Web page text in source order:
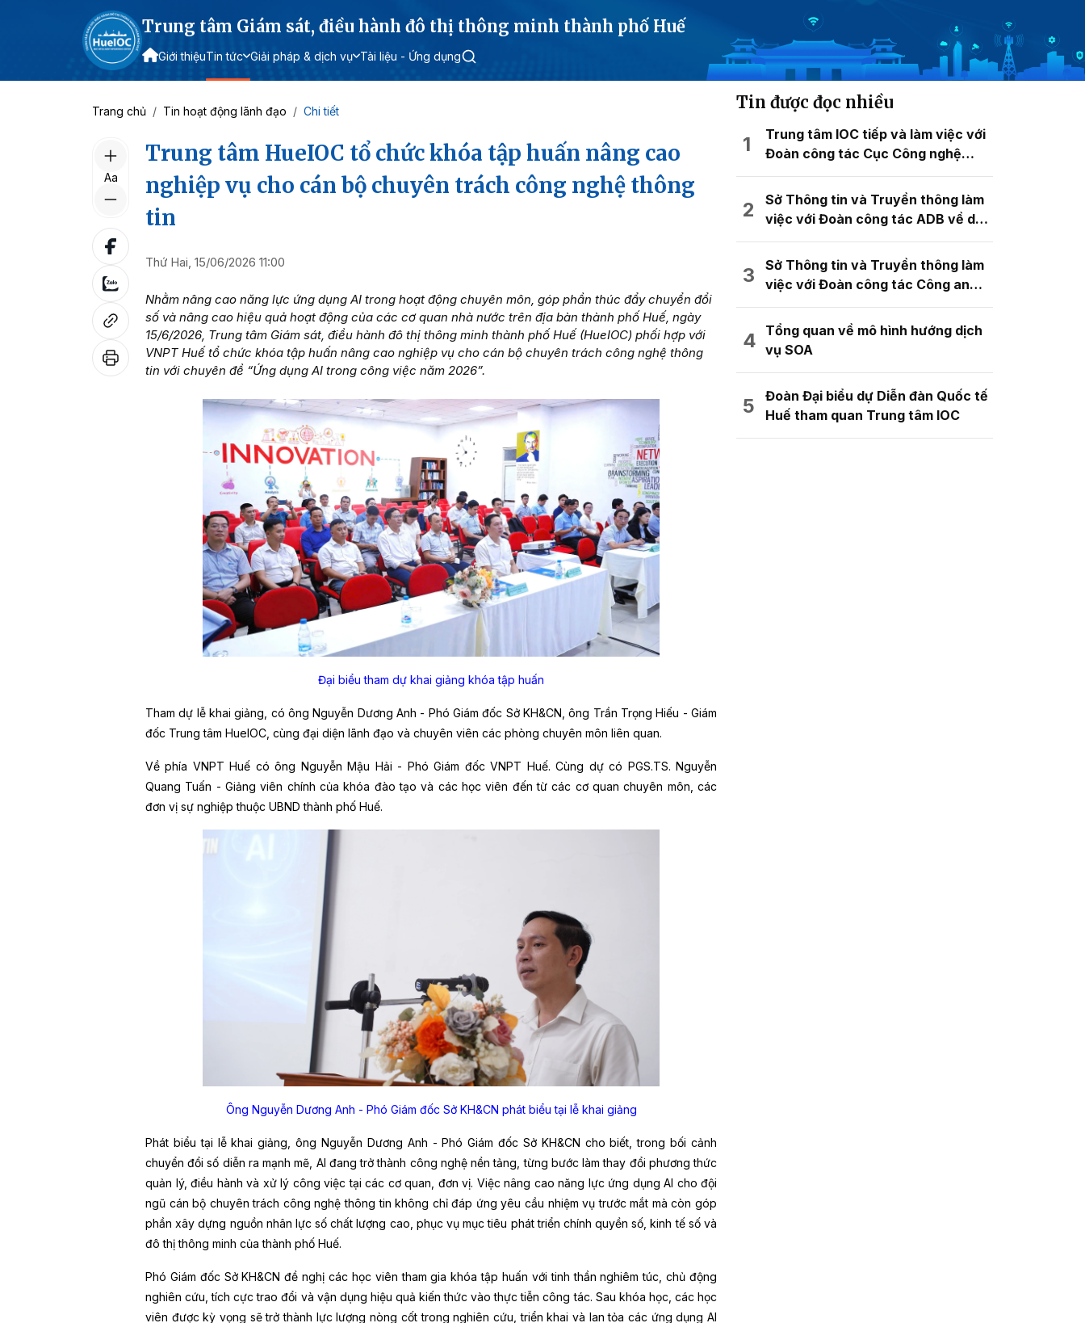
Trung tâm Giám sát, điều hành đô thị thông minh thành phố Huế
Giới thiệuTin tức Giải pháp & dịch vụ Tài liệu - Ứng dụng
Trang chủ Tin hoạt động lãnh đạo Chi tiết
Aa
Trung tâm HueIOC tổ chức khóa tập huấn nâng cao
nghiệp vụ cho cán bộ chuyên trách công nghệ thông
tin
Thứ Hai, 15/06/2026 11:00
Nhằm nâng cao năng lực ứng dụng AI trong hoạt động chuyên môn, góp phần thúc đẩy chuyển đổi
số và nâng cao hiệu quả hoạt động của các cơ quan nhà nước trên địa bàn thành phố Huế, ngày
15/6/2026, Trung tâm Giám sát, điều hành đô thị thông minh thành phố Huế (HueIOC) phối hợp với
VNPT Huế tổ chức khóa tập huấn nâng cao nghiệp vụ cho cán bộ chuyên trách công nghệ thông
tin với chuyên đề “Ứng dụng AI trong công việc năm 2026”.
Đại biểu tham dự khai giảng khóa tập huấn
Tham dự lễ khai giảng, có ông Nguyễn Dương Anh - Phó Giám đốc Sở KH&CN, ông Trần Trọng Hiếu - Giám
đốc Trung tâm HueIOC, cùng đại diện lãnh đạo và chuyên viên các phòng chuyên môn liên quan.
Về phía VNPT Huế có ông Nguyễn Mậu Hải - Phó Giám đốc VNPT Huế. Cùng dự có PGS.TS. Nguyễn
Quang Tuấn - Giảng viên chính của khóa đào tạo và các học viên đến từ các cơ quan chuyên môn, các
đơn vị sự nghiệp thuộc UBND thành phố Huế.
Ông Nguyễn Dương Anh - Phó Giám đốc Sở KH&CN phát biểu tại lễ khai giảng
Phát biểu tại lễ khai giảng, ông Nguyễn Dương Anh - Phó Giám đốc Sở KH&CN cho biết, trong bối cảnh
chuyển đổi số diễn ra mạnh mẽ, AI đang trở thành công nghệ nền tảng, từng bước làm thay đổi phương thức
quản lý, điều hành và xử lý công việc tại các cơ quan, đơn vị. Việc nâng cao năng lực ứng dụng AI cho đội
ngũ cán bộ chuyên trách công nghệ thông tin không chỉ đáp ứng yêu cầu nhiệm vụ trước mắt mà còn góp
phần xây dựng nguồn nhân lực số chất lượng cao, phục vụ mục tiêu phát triển chính quyền số, kinh tế số và
đô thị thông minh của thành phố Huế.
Phó Giám đốc Sở KH&CN đề nghị các học viên tham gia khóa tập huấn với tinh thần nghiêm túc, chủ động
nghiên cứu, tích cực trao đổi và vận dụng hiệu quả kiến thức vào thực tiễn công tác. Sau khóa học, các học
viên được kỳ vọng sẽ trở thành lực lượng nòng cốt trong nghiên cứu, triển khai và lan tỏa các ứng dụng AI
Tin được đọc nhiều
Trung tâm IOC tiếp và làm việc với
Đoàn công tác Cục Công nghệ
thông tin, Bộ Tư pháp đến tham
quan và trao đổi kinh nghiệm về mô
hình chuyển đổi số
Sở Thông tin và Truyền thông làm
việc với Đoàn công tác ADB về dự
án hỗ trợ kỹ thuật “Mô hình đô thị
kỹ thuật số thông minh cho quy
hoạch không gian đô thị”
Sở Thông tin và Truyền thông làm
việc với Đoàn công tác Công an
thành phố Hải Phòng
Tổng quan về mô hình hướng dịch
vụ SOA
Đoàn Đại biểu dự Diễn đàn Quốc tế
Huế tham quan Trung tâm IOC